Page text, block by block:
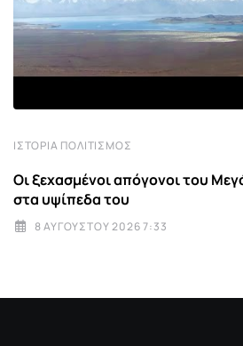
ΙΣΤΟΡΊΑ ΠΟΛΙΤΙΣΜΌΣ
Οι ξεχασμένοι απόγονοι του
στα υψίπεδα του
8 ΑΥΓΟΎΣΤΟΥ 2026 7:33